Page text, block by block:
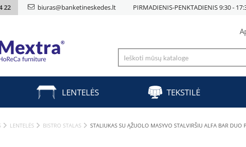
22 biuras@banketineskedes.lt PIRMADIENIS-PENKTADIENIS 9:30 -
LENTELĖS TEKSTILĖ
LENTELĖS BISTRO STALAS STALIUKAS SU ĄŽUOLO MASYVO STALVIRŠIU ALFA BAR DUO